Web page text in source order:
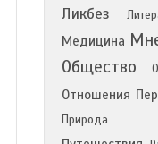
Ликбез
Медицина
Общество
Отношения
Природа